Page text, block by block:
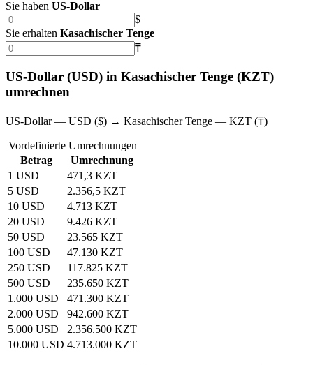
Sie haben US‑Dollar
$
Sie erhalten Kasachischer Tenge
₸
US‑Dollar (USD) in Kasachischer Tenge (KZT)
umrechnen
US‑Dollar — USD ($) → Kasachischer Tenge — KZT (₸)
Vordefinierte Umrechnungen
Betrag
Umrechnung
1 USD
471,3 KZT
5 USD
2.356,5 KZT
10 USD
4.713 KZT
20 USD
9.426 KZT
50 USD
23.565 KZT
100 USD
47.130 KZT
250 USD
117.825 KZT
500 USD
235.650 KZT
1.000 USD
471.300 KZT
2.000 USD
942.600 KZT
5.000 USD
2.356.500 KZT
10.000 USD 4.713.000 KZT